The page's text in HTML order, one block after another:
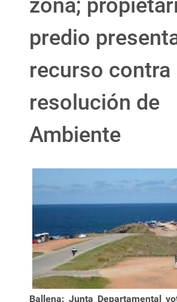
zona;
predio
recurso contra
resolución de
Ambiente
Ballena: Junta Departamental